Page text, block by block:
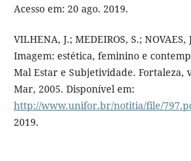
Acesso em: 20 ago. 2019.
VILHENA, J.; MEDEIROS, S.;
Imagem: estética, feminino e
Mal Estar e Subjetividade. Fortaleza,
Mar, 2005. Disponível em:
http://www.unifor.br/notitia/file/
2019.